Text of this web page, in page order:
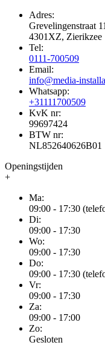
Adres:
Grevelingenstraat 11
4301XZ, Zierikzee
Tel:
0111-700509
Email:
info@media-
Whatsapp:
+31111700509
KvK nr:
99697424
BTW nr:
NL852640626B01
Openingstijden
+
Ma:
09:00 - 17:30
Di:
09:00 - 17:30
Wo:
09:00 - 17:30
Do:
09:00 - 17:30
Vr:
09:00 - 17:30
Za:
09:00 - 17:00
Zo:
Gesloten